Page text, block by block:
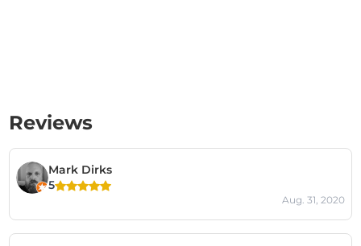
Reviews
Mark Dirks
5
Aug. 31, 2020